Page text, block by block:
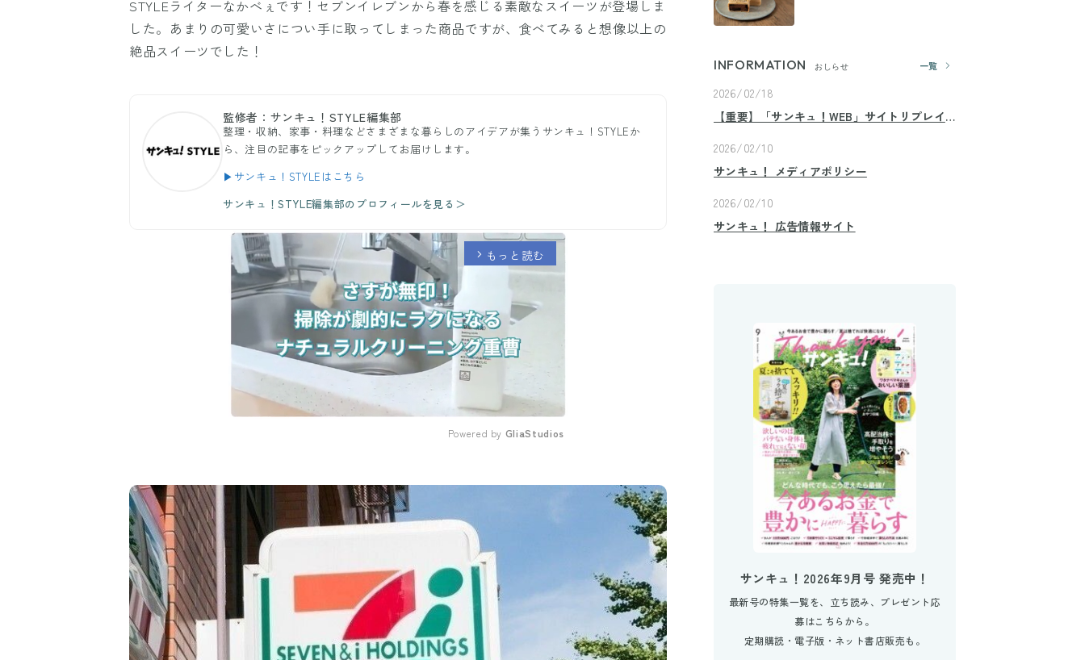
STYLEライターなかべぇです！セブンイレブンから春を感じる素敵なスイーツが登場しま
した。あまりの可愛いさについ手に取ってしまった商品ですが、食べてみると想像以上の
絶品スイーツでした！
監修者：サンキュ！STYLE編集部
整理・収納、家事・料理などさまざまな暮らしのアイデアが集うサンキュ！STYLEか
ら、注目の記事をピックアップしてお届けします。
▶サンキュ！STYLEはこちら
サンキュ！STYLE編集部のプロフィールを見る＞
arrow_forward_ios もっと読む
Powered by GliaStudios
INFORMATION おしらせ 一覧
2026/02/18
【重要】「サンキュ！WEB」サイトリプレイ
2026/02/10
サンキュ！ メディアポリシー
2026/02/10
サンキュ！ 広告情報サイト
サンキュ！2026年9月号 発売中！
最新号の特集一覧を、立ち読み、プレゼント応
募はこちらから。
定期購読・電子版・ネット書店販売も。